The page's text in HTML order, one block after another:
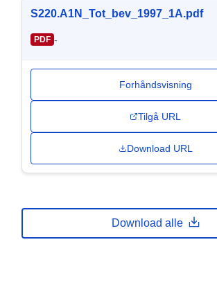
S220.A1N_Tot_bev_1997_1A.pdf
PDF -
Forhåndsvisning
Tilgå URL
Download URL
Download alle